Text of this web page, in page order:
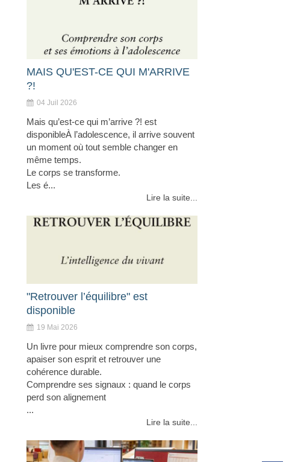
MAIS QU'EST-CE QUI M'ARRIVE
?!
04 Juil 2026
Mais qu’est-ce qui m’arrive ?! est
disponibleÀ l’adolescence, il arrive souvent
un moment où tout semble changer en
même temps.
Le corps se transforme.
Les é...
Lire la suite...
"Retrouver l’équilibre" est
disponible
19 Mai 2026
Un livre pour mieux comprendre son corps,
apaiser son esprit et retrouver une
cohérence durable.
Comprendre ses signaux : quand le corps
perd son alignement
...
Lire la suite...